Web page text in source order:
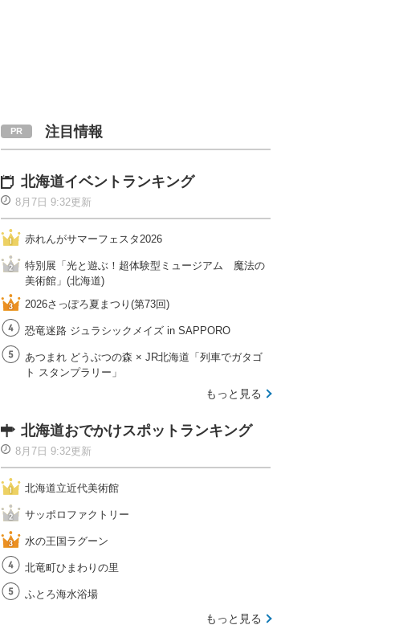
注目情報
北海道イベントランキング
8月7日 9:32更新
赤れんがサマーフェスタ2026
特別展「光と遊ぶ！超体験型ミュージアム 魔法の
美術館」(北海道)
2026さっぽろ夏まつり(第73回)
恐竜迷路 ジュラシックメイズ in SAPPORO
あつまれ どうぶつの森 × JR北海道「列車でガタゴ
ト スタンプラリー」
もっと見る
北海道おでかけスポットランキング
8月7日 9:32更新
北海道立近代美術館
サッポロファクトリー
水の王国ラグーン
北竜町ひまわりの里
ふとろ海水浴場
もっと見る